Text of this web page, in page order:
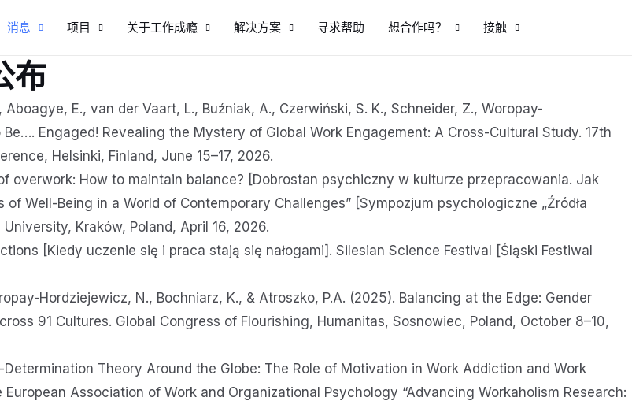
消息 项目 关于工作成瘾 解决方案 寻求帮助 想合作吗？ 接触
布
E., van der Vaart, L., Buźniak, A., Czerwiński, S. K., Schneider, Z., Woropay-
Engaged! Revealing the Mystery of Global Work Engagement: A Cross-Cultural Study. 17th
Helsinki, Finland, June 15–17, 2026.
overwork: How to maintain balance? [Dobrostan psychiczny w kulturze przepracowania. Jak
Well-Being in a World of Contemporary Challenges” [Sympozjum psychologiczne „Źródła
Kraków, Poland, April 16, 2026.
[Kiedy uczenie się i praca stają się nałogami]. Silesian Science Festival [Śląski Festiwal
Hordziejewicz, N., Bochniarz, K., & Atroszko, P.A. (2025). Balancing at the Edge: Gender
91 Cultures. Global Congress of Flourishing, Humanitas, Sosnowiec, Poland, October 8–10,
Theory Around the Globe: The Role of Motivation in Work Addiction and Work
Association of Work and Organizational Psychology “Advancing Workaholism Research: